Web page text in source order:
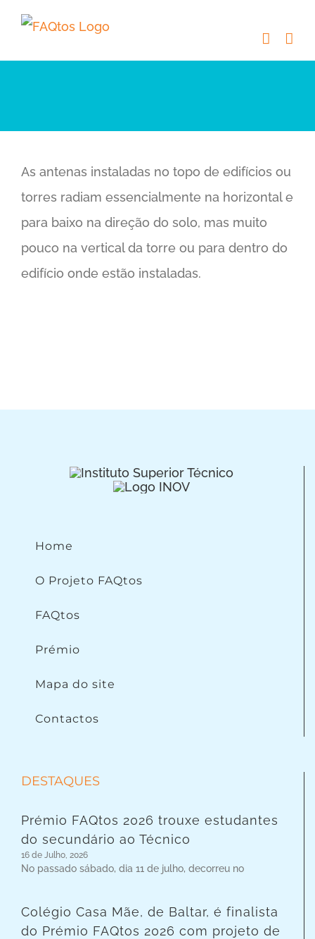
Skip
content
As antenas instaladas no topo de edifícios ou
torres radiam essencialmente na horizontal e
para baixo na direção do solo, mas muito
pouco na vertical da torre ou para dentro do
edifício onde estão instaladas.
Home
O Projeto FAQtos
FAQtos
Prémio
Mapa do site
Contactos
DESTAQUES
Prémio FAQtos 2026 trouxe estudantes
do secundário ao Técnico
16 de Julho, 2026
No passado sábado, dia 11 de julho, decorreu no
Colégio Casa Mãe, de Baltar, é finalista
do Prémio FAQtos 2026 com projeto de